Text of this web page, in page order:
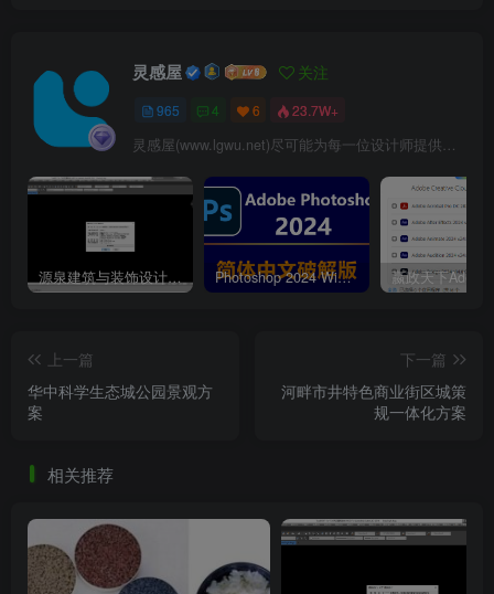
灵感屋 关注
965 4 6 23.7W+
源泉建筑与装饰设计CAD插件工具箱（YQArch 6.7.4） Photoshop 2024 Win|Mac 简体中文破解版安装包下载及安装教程
上一篇
华中科学生态城公园景观方
案
下一篇
河畔市井特色商业街区城策
规一体化方案
相关推荐